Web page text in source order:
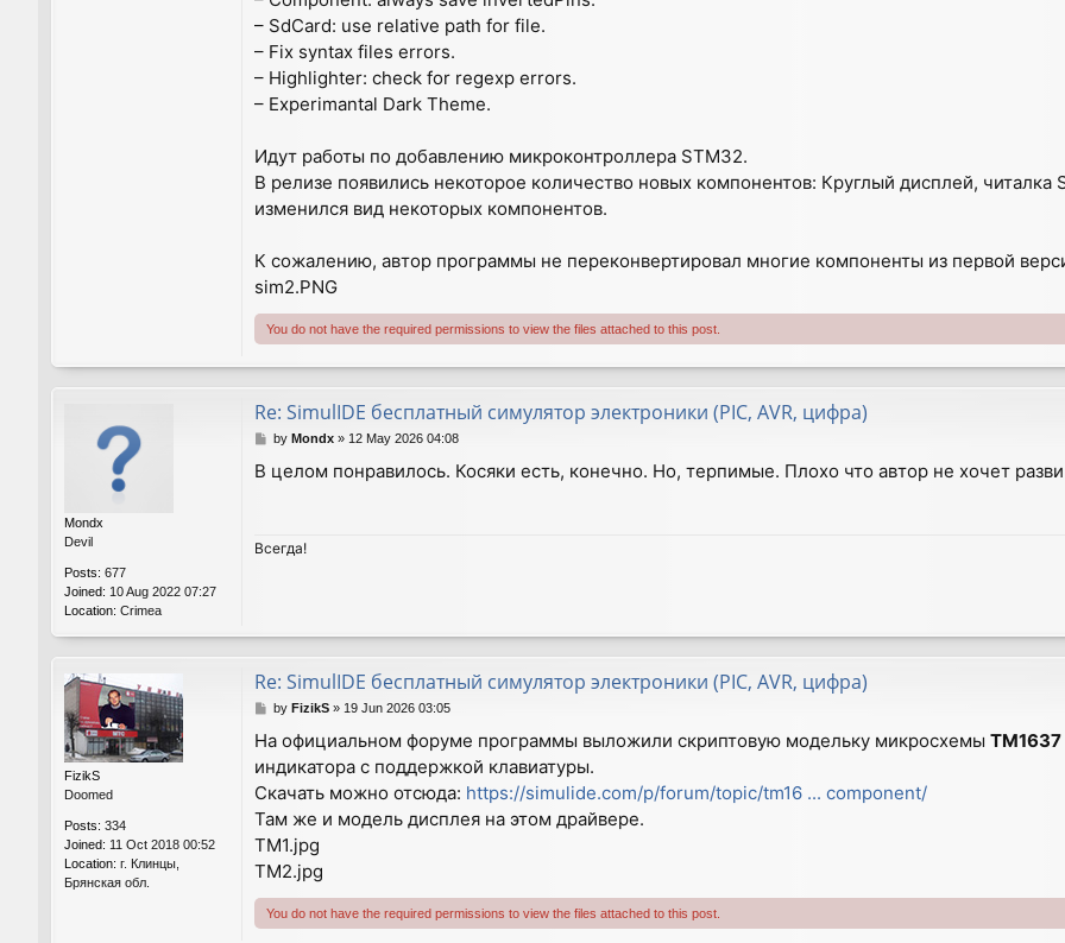
– SdCard: use relative path for file.
– Fix syntax files errors.
– Highlighter: check for regexp errors.
– Experimantal Dark Theme.
Идут работы по добавлению микроконтроллера STM32.
В релизе появились некоторое количество новых компонентов: Круглый дисплей,
изменился вид некоторых компонентов.
К сожалению, автор программы не переконвертировал многие компоненты из первой
sim2.PNG
You do not have the required permissions to view the files attached to this post.
Mondx
Devil
Posts: 677
Joined: 10 Aug 2022 07:27
Location: Crimea
Re: SimulIDE бесплатный симулятор электроники (PIC, AVR, цифра)
P
s
by Mondx» 12 May 2026 04:08
В целом понравилось. Косяки есть, конечно. Но, терпимые. Плохо что автор не хочет
Всегда!
FizikS
Doomed
Posts: 334
Joined: 11 Oct 2018 00:52
Location: г. Клинцы,
Брянская обл.
Re: SimulIDE бесплатный симулятор электроники (PIC, AVR, цифра)
P
s
t
by FizikS» 19 Jun 2026 03:05
На официальном форуме программы выложили скриптовую модельку микросхемы TM1637
индикатора с поддержкой клавиатуры.
Скачать можно отсюда: https://simulide.com/p/forum/topic/tm16 ... component/
Там же и модель дисплея на этом драйвере.
TM1.jpg
TM2.jpg
You do not have the required permissions to view the files attached to this post.